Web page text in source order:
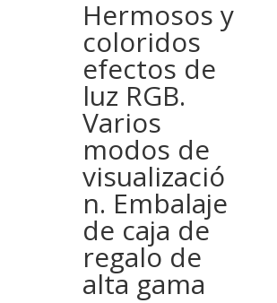
Hermosos y
coloridos
efectos de
luz RGB.
Varios
modos de
visualizació
n. Embalaje
de caja de
regalo de
alta gama